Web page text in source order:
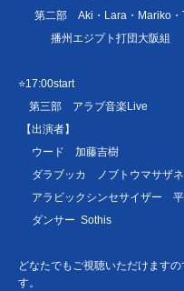
第二部 Aki・Lara・Mariko・
播州エジプト打団大阪組
⭐17:00start
第三部 アラブ音楽Live
【出演者】
ウード 加藤吉樹
ダラブッカ ノブトウマサザネ
アラビックシンセサイザー 平
ダンサー Sothis
どなたでもご視聴いただけます
す。